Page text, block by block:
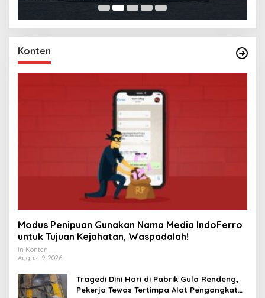
Konten
Modus Penipuan Gunakan Nama Media IndoFerro
untuk Tujuan Kejahatan, Waspadalah!
In Konten
August 9, 2026
Tragedi Dini Hari di Pabrik Gula Rendeng,
Pekerja Tewas Tertimpa Alat Pengangkat